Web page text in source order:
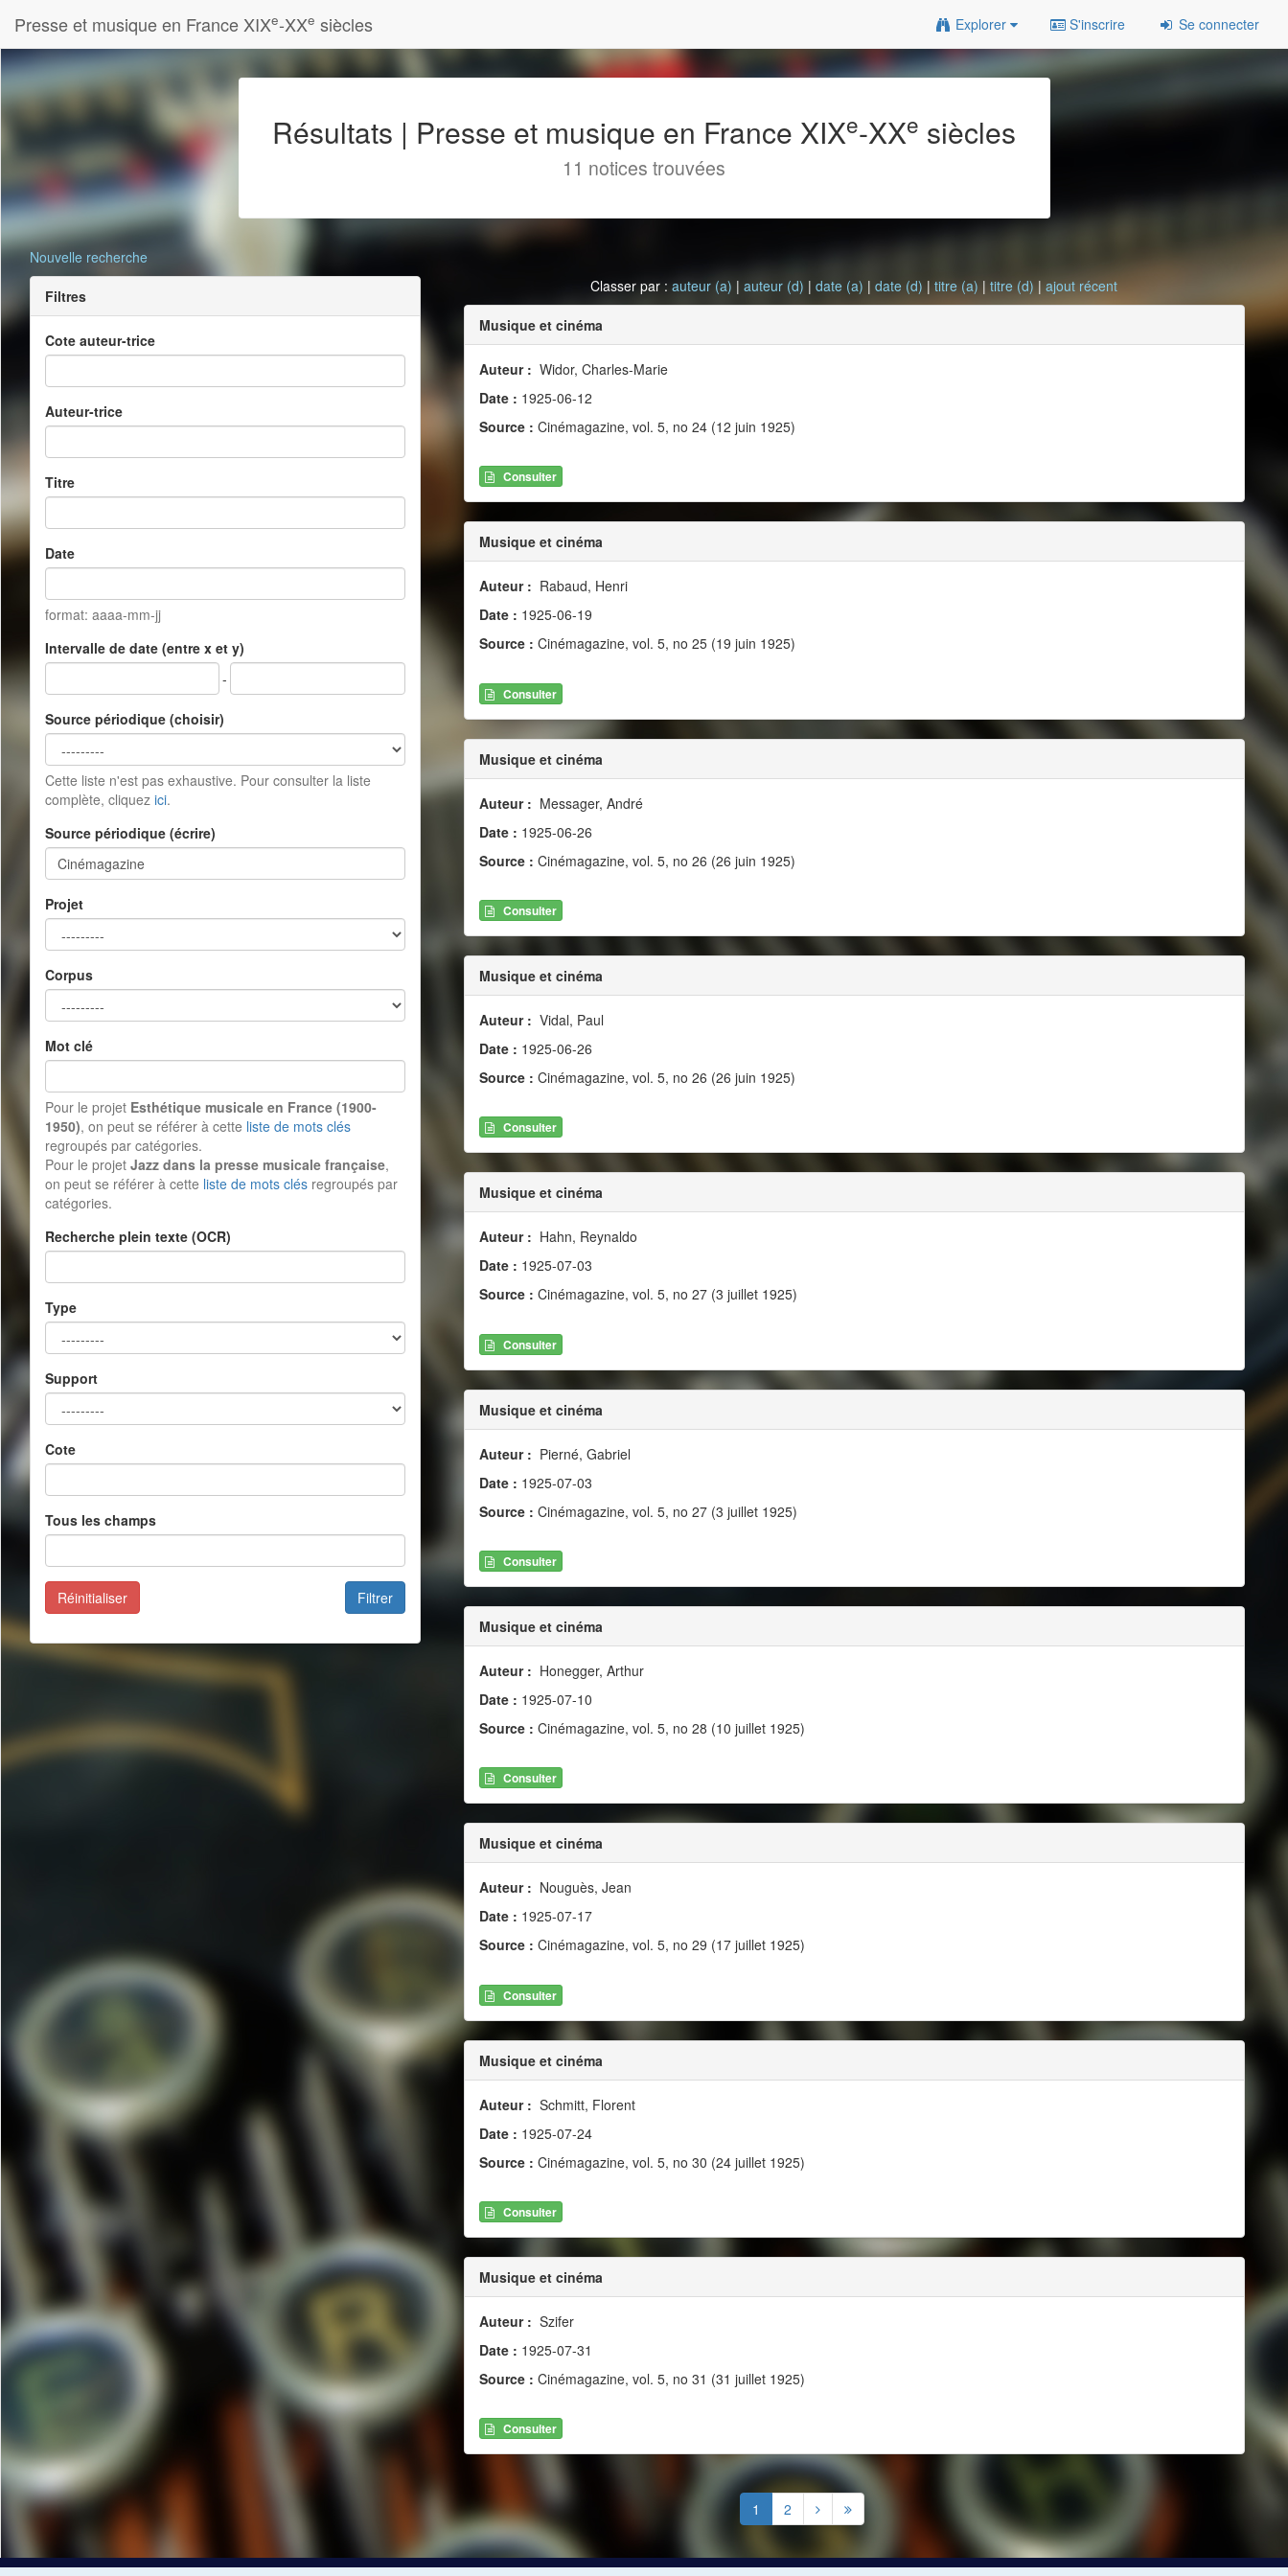
Presse et musique en France XIXe-XXe siècles Explorer S'inscrire Se connecter
Résultats | Presse et musique en France XIXe-XXe siècles
11 notices trouvées
Nouvelle recherche
Filtres
Cote auteur-trice
Auteur-trice
Titre
Date
format: aaaa-mm-jj
Intervalle de date (entre x et y)
-
Source périodique (choisir)
Cette liste n'est pas exhaustive. Pour consulter la liste
complète, cliquez ici.
Source périodique (écrire)
Projet
Corpus
Mot clé
Pour le projet Esthétique musicale en France (1900-
1950), on peut se référer à cette liste de mots clés
regroupés par catégories.
Pour le projet Jazz dans la presse musicale française,
on peut se référer à cette liste de mots clés regroupés par
catégories.
Recherche plein texte (OCR)
Type
Support
Cote
Tous les champs
Filtrer
Réinitialiser
Classer par :auteur (a) |auteur (d) |date (a) |date (d) |titre (a) |titre (d) |ajout récent
Musique et cinéma
Auteur : Widor, Charles-Marie
Date : 1925-06-12
Source : Cinémagazine, vol. 5, no 24 (12 juin 1925)
Consulter
Musique et cinéma
Auteur : Rabaud, Henri
Date : 1925-06-19
Source : Cinémagazine, vol. 5, no 25 (19 juin 1925)
Consulter
Musique et cinéma
Auteur : Messager, André
Date : 1925-06-26
Source : Cinémagazine, vol. 5, no 26 (26 juin 1925)
Consulter
Musique et cinéma
Auteur : Vidal, Paul
Date : 1925-06-26
Source : Cinémagazine, vol. 5, no 26 (26 juin 1925)
Consulter
Musique et cinéma
Auteur : Hahn, Reynaldo
Date : 1925-07-03
Source : Cinémagazine, vol. 5, no 27 (3 juillet 1925)
Consulter
Musique et cinéma
Auteur : Pierné, Gabriel
Date : 1925-07-03
Source : Cinémagazine, vol. 5, no 27 (3 juillet 1925)
Consulter
Musique et cinéma
Auteur : Honegger, Arthur
Date : 1925-07-10
Source : Cinémagazine, vol. 5, no 28 (10 juillet 1925)
Consulter
Musique et cinéma
Auteur : Nouguès, Jean
Date : 1925-07-17
Source : Cinémagazine, vol. 5, no 29 (17 juillet 1925)
Consulter
Musique et cinéma
Auteur : Schmitt, Florent
Date : 1925-07-24
Source : Cinémagazine, vol. 5, no 30 (24 juillet 1925)
Consulter
Musique et cinéma
Auteur : Szifer
Date : 1925-07-31
Source : Cinémagazine, vol. 5, no 31 (31 juillet 1925)
Consulter
1 2